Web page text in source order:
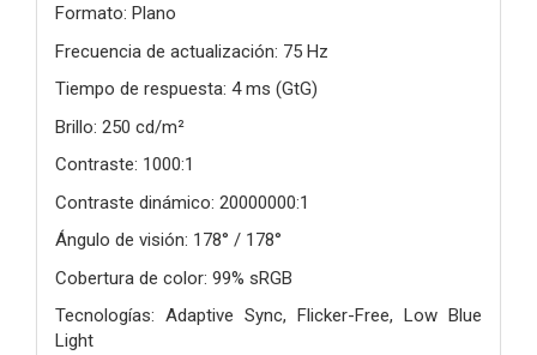
Formato: Plano
Frecuencia de actualización: 75 Hz
Tiempo de respuesta: 4 ms (GtG)
Brillo: 250 cd/m²
Contraste: 1000:1
Contraste dinámico: 20000000:1
Ángulo de visión: 178° / 178°
Cobertura de color: 99% sRGB
Tecnologías: Adaptive Sync, Flicker-Free, Low Blue
Light